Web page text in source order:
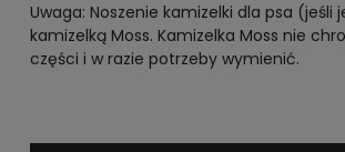
Uwaga: Noszenie kamizelki dla psa
kamizelką Moss. Kamizelka Moss nie
części i w razie potrzeby wymienić.